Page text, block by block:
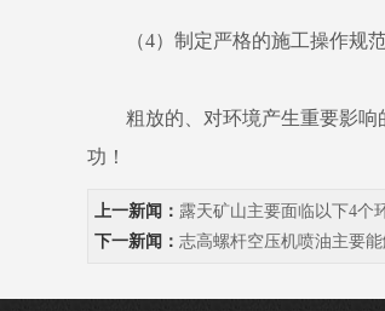
（4）制定严格的施工操作规范
粗放的、对环境产生重要影响的
功！
上一新闻： 露天矿山主要面临以下4个
下一新闻： 志高螺杆空压机喷油主要